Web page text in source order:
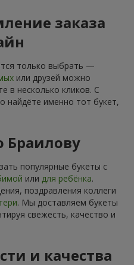
заказа
только выбрать —
или друзей можно
в несколько кликов. С
именно тот букет,
Браилову
популярные букеты с
или для ребёнка.
поздравления коллеги
. Мы доставляем букеты
свежесть, качество и
и качества